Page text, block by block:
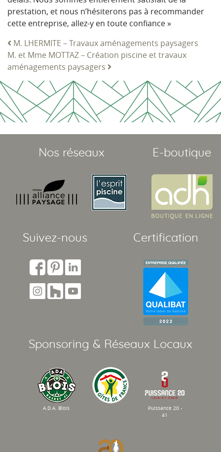
prestation, et nous n’hésiterons pas à recommander
cette entreprise, allez-y en toute confiance »
Navigation
M. LHERMITE – Travaux aménagements paysagers
M. et Mme MOTTAZ – Création piscine et travaux
aménagements paysagers
Nos réseaux E-boutique
Suivez-nous Certification
Sponsoring & Réseaux Locaux
A.D.A. Blois
Puissance 20 -
41